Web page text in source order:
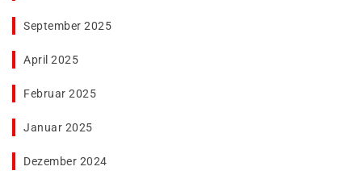
September 2025
April 2025
Februar 2025
Januar 2025
Dezember 2024